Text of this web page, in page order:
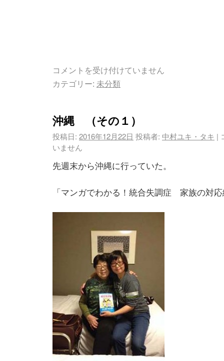
コメントを受け付けていません
カテゴリー: 未分類
沖縄 （その１）
投稿日: 2016年12月22日 投稿者: 中村ユキ・タキ |
いません
先週末から沖縄に行っていた。
「マンガでわかる！統合失調症 家族の対